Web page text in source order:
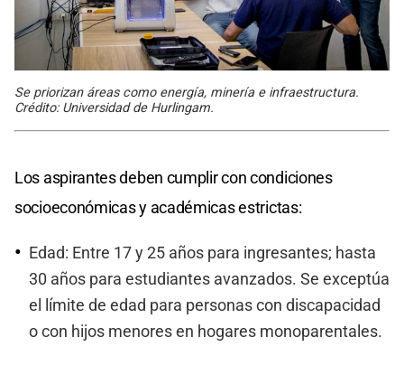
Se priorizan áreas como energía, minería e infraestructura.
Crédito: Universidad de Hurlingam.
Los aspirantes deben cumplir con condiciones
socioeconómicas y académicas estrictas:
Edad: Entre 17 y 25 años para ingresantes; hasta
30 años para estudiantes avanzados. Se exceptúa
el límite de edad para personas con discapacidad
o con hijos menores en hogares monoparentales.